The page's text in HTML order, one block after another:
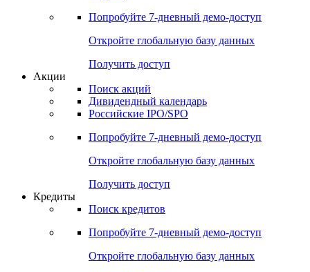
Попробуйте 7-дневный демо-доступ
Откройте глобальную базу данных
Получить доступ
Акции
Поиск акций
Дивидендный календарь
Российские IPO/SPO
Попробуйте 7-дневный демо-доступ
Откройте глобальную базу данных
Получить доступ
Кредиты
Поиск кредитов
Попробуйте 7-дневный демо-доступ
Откройте глобальную базу данных